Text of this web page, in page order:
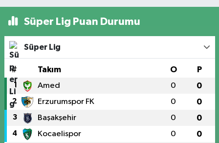
Süper Lig Puan Durumu
Süper Lig
# Takım O P
1 Amed 0 0
2 Erzurumspor FK 0 0
3 Başakşehir 0 0
4 Kocaelispor 0 0